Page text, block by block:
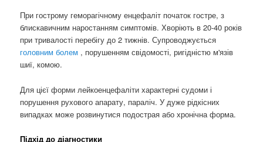
При гострому геморагічному енцефаліт початок гостре, з
блискавичним наростанням симптомів. Хворіють в 20-40 років
при тривалості перебігу до 2 тижнів. Супроводжується
головним болем , порушенням свідомості, ригідністю м'язів
шиї, комою.
Для цієї форми лейкоенцефаліти характерні судоми і
порушення рухового апарату, параліч. У дуже рідкісних
випадках може розвинутися подострая або хронічна форма.
Підхід до діагностики